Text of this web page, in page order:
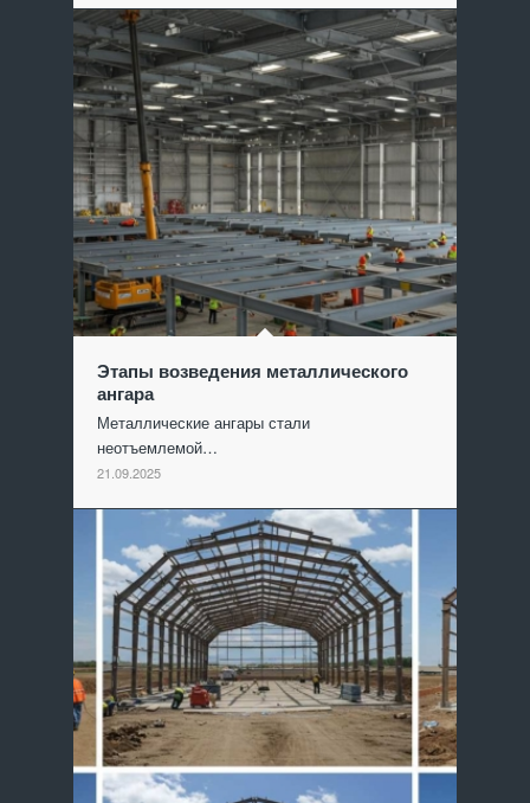
Этапы возведения металлического
ангара
Металлические ангары стали
неотъемлемой…
21.09.2025